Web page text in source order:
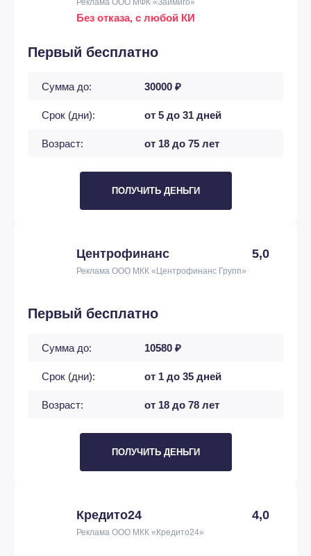
Реклама ООО МФК «Займиго»
Без отказа, с любой КИ
Первый бесплатно
Сумма до: 30000 ₽
Срок (дни): от 5 до 31 дней
Возраст: от 18 до 75 лет
ПОЛУЧИТЬ ДЕНЬГИ
Центрофинанс 5,0
Реклама ООО МКК «Центрофинанс Групп»
Первый бесплатно
Сумма до: 10580 ₽
Срок (дни): от 1 до 35 дней
Возраст: от 18 до 78 лет
ПОЛУЧИТЬ ДЕНЬГИ
Кредито24 4,0
Реклама ООО МКК «Кредито24»